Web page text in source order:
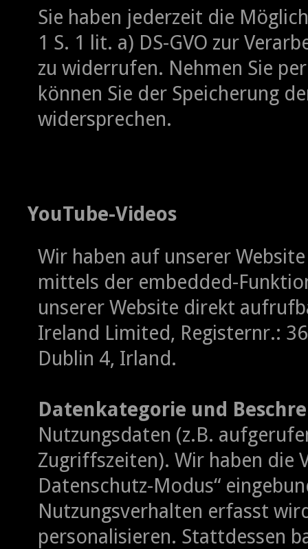
Sie haben jederzeit die
1 S. 1 lit. a) DS-GVO zur
zu widerrufen. Nehmen Sie
können Sie der Speicherung
widersprechen.
YouTube-Videos
Wir haben auf unserer
mittels der embedded-
unserer Website direkt
Ireland Limited, Registernr.:
Dublin 4, Irland.
Datenkategorie und
Nutzungsdaten (z.B.
Zugriffszeiten). Wir haben die
Datenschutz-Modus“
Nutzungsverhalten erfasst
personalisieren. Stattdessen